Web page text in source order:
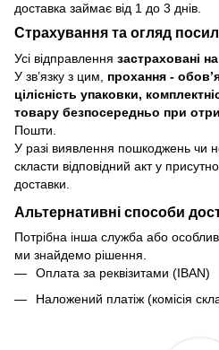
доставка займає від 1 до 3 днів.
Страхування та огляд
Усі відправлення застраховані
У зв’язку з цим, прохання -
цілісність упаковки,
товару безпосередньо при
Пошти.
У разі виявлення пошкоджень чи
скласти відповідний акт у
доставки.
Альтернативні способи
Потрібна інша служба або
ми знайдемо рішення.
Оплата за реквізитами (IBAN)
Наложений платіж (комісія